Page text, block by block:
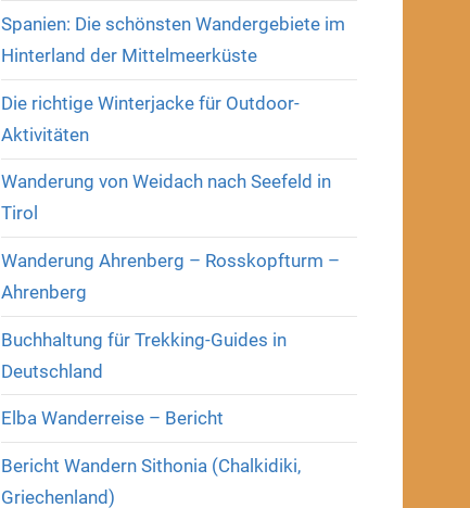
Spanien: Die schönsten Wandergebiete im
Hinterland der Mittelmeerküste
Die richtige Winterjacke für Outdoor-
Aktivitäten
Wanderung von Weidach nach Seefeld in
Tirol
Wanderung Ahrenberg – Rosskopfturm –
Ahrenberg
Buchhaltung für Trekking-Guides in
Deutschland
Elba Wanderreise – Bericht
Bericht Wandern Sithonia (Chalkidiki,
Griechenland)